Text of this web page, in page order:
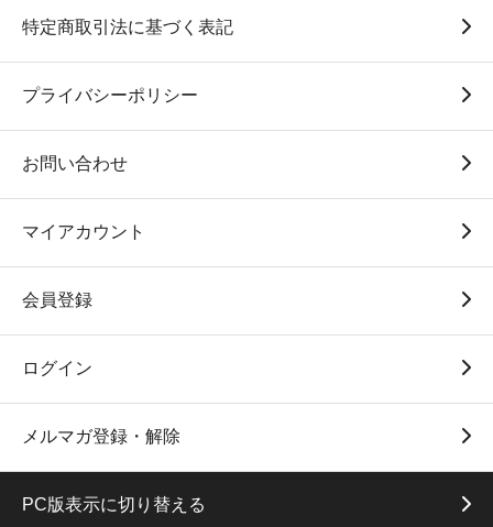
特定商取引法に基づく表記
プライバシーポリシー
お問い合わせ
マイアカウント
会員登録
ログイン
メルマガ登録・解除
PC版表示に切り替える